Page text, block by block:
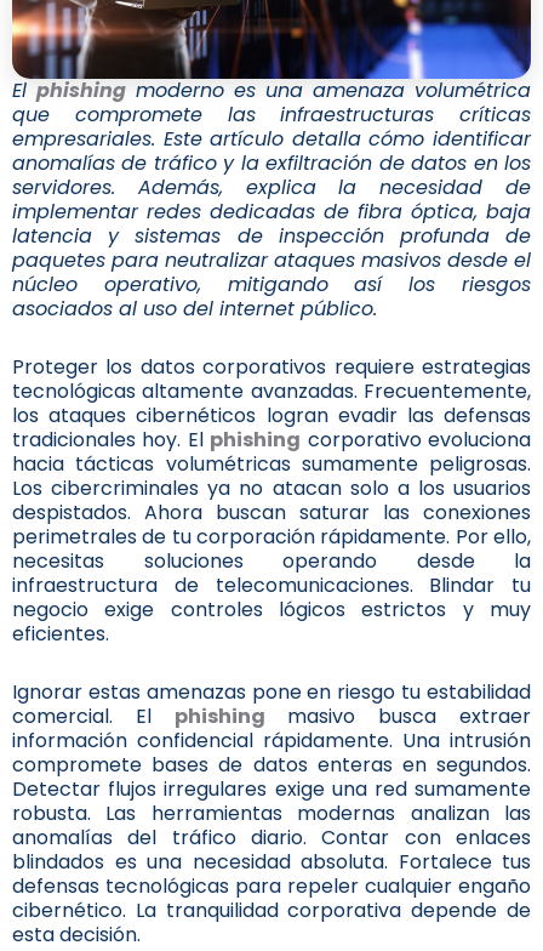
El phishing moderno es una amenaza volumétrica
que compromete las infraestructuras críticas
empresariales. Este artículo detalla cómo identificar
anomalías de tráfico y la exfiltración de datos en los
servidores. Además, explica la necesidad de
implementar redes dedicadas de fibra óptica, baja
latencia y sistemas de inspección profunda de
paquetes para neutralizar ataques masivos desde el
núcleo operativo, mitigando así los riesgos
asociados al uso del internet público.
Proteger los datos corporativos requiere estrategias
tecnológicas altamente avanzadas. Frecuentemente,
los ataques cibernéticos logran evadir las defensas
tradicionales hoy. El phishing corporativo evoluciona
hacia tácticas volumétricas sumamente peligrosas.
Los cibercriminales ya no atacan solo a los usuarios
despistados. Ahora buscan saturar las conexiones
perimetrales de tu corporación rápidamente. Por ello,
necesitas soluciones operando desde la
infraestructura de telecomunicaciones. Blindar tu
negocio exige controles lógicos estrictos y muy
eficientes.
Ignorar estas amenazas pone en riesgo tu estabilidad
comercial. El phishing masivo busca extraer
información confidencial rápidamente. Una intrusión
compromete bases de datos enteras en segundos.
Detectar flujos irregulares exige una red sumamente
robusta. Las herramientas modernas analizan las
anomalías del tráfico diario. Contar con enlaces
blindados es una necesidad absoluta. Fortalece tus
defensas tecnológicas para repeler cualquier engaño
cibernético. La tranquilidad corporativa depende de
esta decisión.